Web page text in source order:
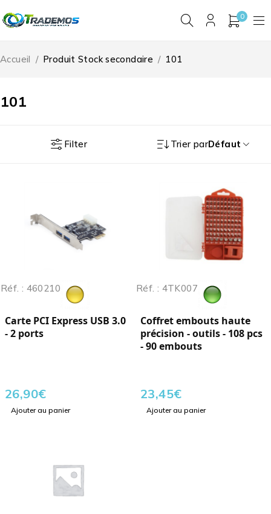
0
101
Accueil / Produit Stock secondaire / 101
Filter Trier parDéfaut
Réf. : 460210
Carte PCI Express USB 3.0
- 2 ports
26,90€
Ajouter au panier
Réf. : 4TK007
Coffret embouts haute
précision - outils - 108 pcs
- 90 embouts
23,45€
Ajouter au panier